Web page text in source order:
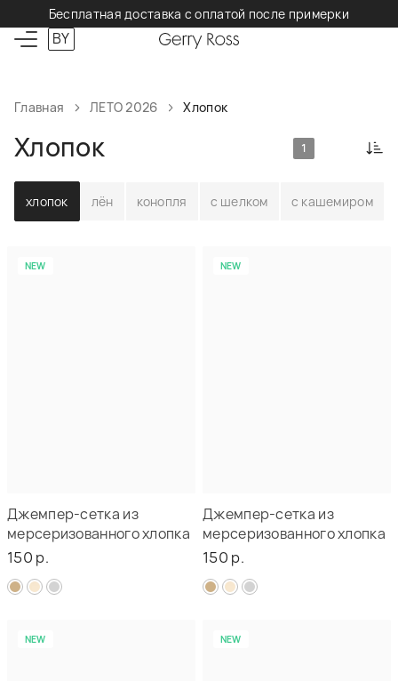
Бесплатная доставка с оплатой после примерки
BY
Главная ЛЕТО 2026 Хлопок
Хлопок 1
хлопок лён конопля с шелком с кашемиром
NEW
Джемпер-сетка из
мерсеризованного хлопка
150 р.
NEW
Джемпер-сетка из
мерсеризованного хлопка
150 р.
NEW NEW